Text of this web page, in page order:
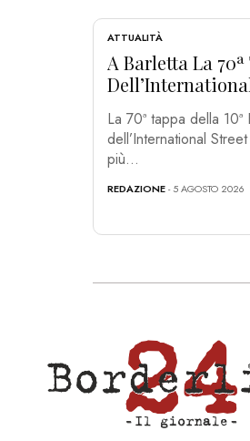
ATTUALITÀ
A Barletta La
La 70ª tappa della 10ª
dell’International
più...
REDAZIONE- 5 AGOSTO 2026